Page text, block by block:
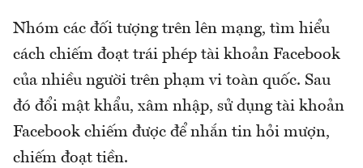
Nhóm các đối tượng trên lên mạng, tìm hiểu
cách chiếm đoạt trái phép tài khoản Facebook
của nhiều người trên phạm vi toàn quốc. Sau
đó đổi mật khẩu, xâm nhập, sử dụng tài khoản
Facebook chiếm được để nhắn tin hỏi mượn,
chiếm đoạt tiền.